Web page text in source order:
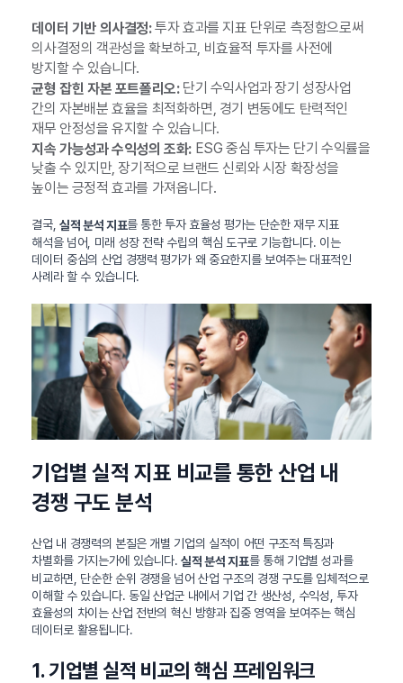
데이터 기반 의사결정:투자 효과를 지표 단위로 측정함으로써
의사결정의 객관성을 확보하고, 비효율적 투자를 사전에
방지할 수 있습니다.
균형 잡힌 자본 포트폴리오:단기 수익사업과 장기 성장사업
간의 자본배분 효율을 최적화하면, 경기 변동에도 탄력적인
재무 안정성을 유지할 수 있습니다.
지속 가능성과 수익성의 조화:ESG 중심 투자는 단기 수익률을
낮출 수 있지만, 장기적으로 브랜드 신뢰와 시장 확장성을
높이는 긍정적 효과를 가져옵니다.
결국, 실적 분석 지표를 통한 투자 효율성 평가는 단순한 재무 지표
해석을 넘어, 미래 성장 전략 수립의 핵심 도구로 기능합니다. 이는
데이터 중심의 산업 경쟁력 평가가 왜 중요한지를 보여주는 대표적인
사례라 할 수 있습니다.
기업별 실적 지표 비교를 통한 산업 내
경쟁 구도 분석
산업 내 경쟁력의 본질은 개별 기업의 실적이 어떤 구조적 특징과
차별화를 가지는가에 있습니다.실적 분석 지표를 통해 기업별 성과를
비교하면, 단순한 순위 경쟁을 넘어 산업 구조의 경쟁 구도를 입체적으로
이해할 수 있습니다. 동일 산업군 내에서 기업 간 생산성, 수익성, 투자
효율성의 차이는 산업 전반의 혁신 방향과 집중 영역을 보여주는 핵심
데이터로 활용됩니다.
1. 기업별 실적 비교의 핵심 프레임워크